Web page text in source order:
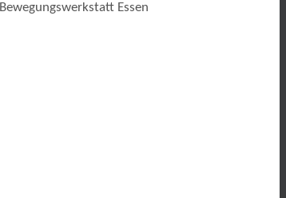
Bewegungswerkstatt Essen